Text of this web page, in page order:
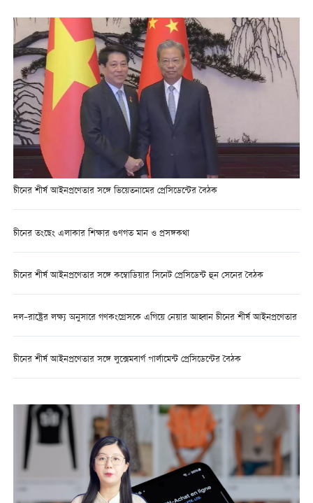
চীনের শীর্ষ আইনপ্রণেতার সঙ্গে ভিয়েতনামের প্রেসিডেন্টের বৈঠক
চীনের তংছেং এলাকার শিক্ষার গুণগত মান ও প্রসঙ্গকথা
চীনের শীর্ষ আইনপ্রণেতার সঙ্গে কম্বোডিয়ার সিনেট প্রেসিডেন্ট হুন সেনের বৈঠক
দল–রাষ্ট্রের লক্ষ্য অনুসারে গণকংগ্রেসকে এগিয়ে নেয়ার আহ্বান চীনের শীর্ষ আইনপ্রণেতার
চীনের শীর্ষ আইনপ্রণেতার সঙ্গে লুক্সেমবার্গ পার্লামেন্ট প্রেসিডেন্টের বৈঠক